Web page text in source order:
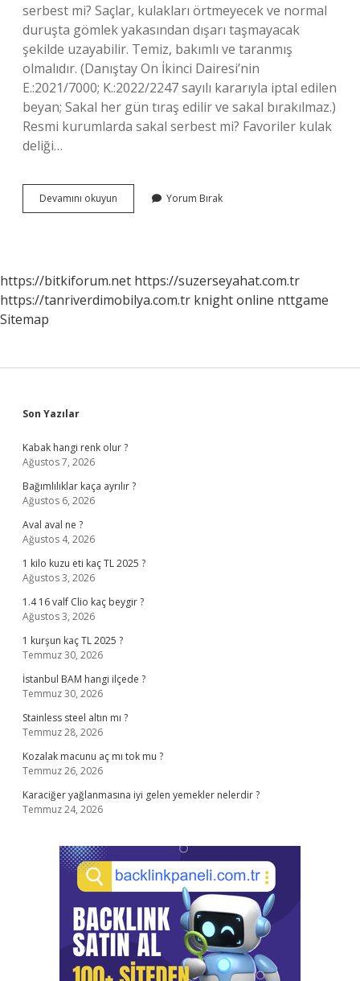
serbest mi? Saçlar, kulakları örtmeyecek ve normal
duruşta gömlek yakasından dışarı taşmayacak
şekilde uzayabilir. Temiz, bakımlı ve taranmış
olmalıdır. (Danıştay On İkinci Dairesi’nin
E.:2021/7000; K.:2022/2247 sayılı kararıyla iptal edilen
beyan; Sakal her gün tıraş edilir ve sakal bırakılmaz.)
Resmi kurumlarda sakal serbest mi? Favoriler kulak
deliği…
Devamını okuyun
Personeli
Yorum Bırak
https://bitkiforum.net https://suzerseyahat.com.tr
https://tanriverdimobilya.com.tr knight online nttgame
Sitemap
Sidebar
Son Yazılar
Kabak hangi renk olur ?
Ağustos 7, 2026
Bağımlılıklar kaça ayrılır ?
Ağustos 6, 2026
Aval aval ne ?
Ağustos 4, 2026
1 kilo kuzu eti kaç TL 2025 ?
Ağustos 3, 2026
1.4 16 valf Clio kaç beygir ?
Ağustos 3, 2026
1 kurşun kaç TL 2025 ?
Temmuz 30, 2026
İstanbul BAM hangi ilçede ?
Temmuz 30, 2026
Stainless steel altın mı ?
Temmuz 28, 2026
Kozalak macunu aç mı tok mu ?
Temmuz 26, 2026
Karaciğer yağlanmasına iyi gelen yemekler nelerdir ?
Temmuz 24, 2026